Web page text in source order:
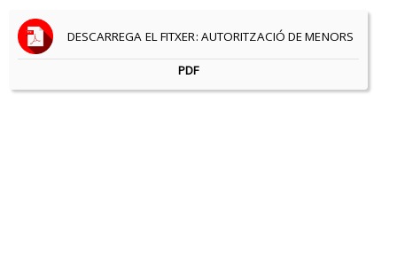
DESCARREGA EL FITXER: AUTORITZACIÓ DE MENORS
PDF